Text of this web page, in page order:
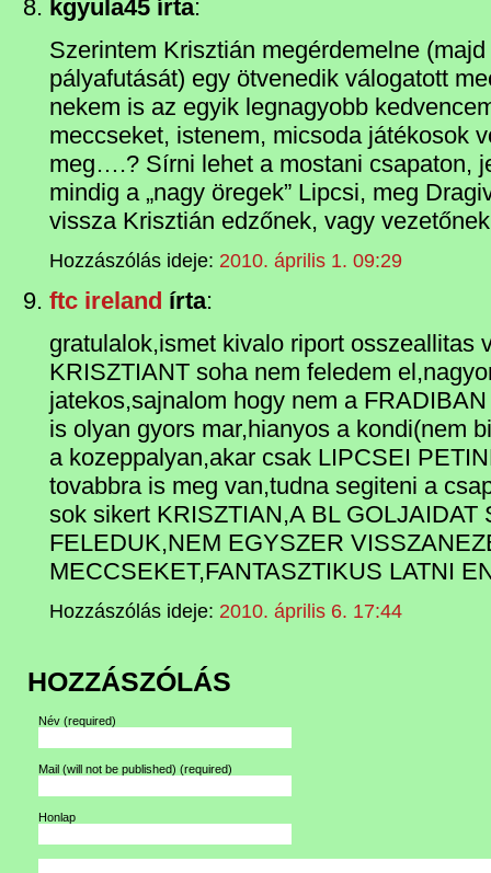
kgyula45 írta:
Szerintem Krisztián megérdemelne
pályafutását) egy ötvenedik válogatott
nekem is az egyik legnagyobb
meccseket, istenem, micsoda játékosok
meg….? Sírni lehet a mostani csapaton,
mindig a „nagy öregek” Lipcsi, meg
vissza Krisztián edzőnek, vagy
Hozzászólás ideje: 2010. április 1. 09:29
ftc ireland írta:
gratulalok,ismet kivalo riport osszeallitas
KRISZTIANT soha nem feledem
jatekos,sajnalom hogy nem a
is olyan gyors mar,hianyos a kondi(nem
a kozeppalyan,akar csak LIPCSEI
tovabbra is meg van,tudna segiteni a
sok sikert KRISZTIAN,A BL GOLJAIDAT
FELEDUK,NEM EGYSZER
MECCSEKET,FANTASZTIKUS LATNI
Hozzászólás ideje: 2010. április 6. 17:44
HOZZÁSZÓLÁS
Név (required)
Mail (will not be published) (required)
Honlap